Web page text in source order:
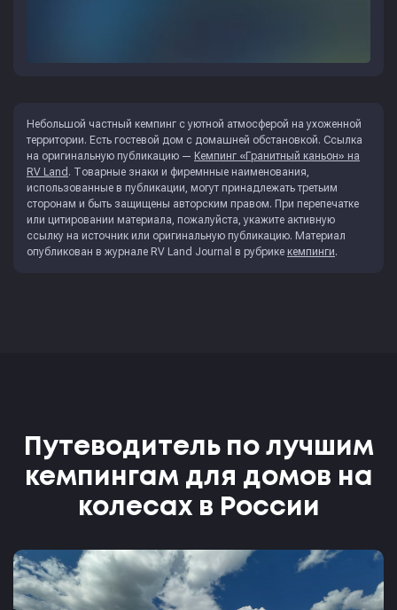
Небольшой частный кемпинг с уютной атмосферой на ухоженной
территории. Есть гостевой дом с домашней обстановкой. Ссылка
на оригинальную публикацию — Кемпинг «Гранитный каньон» на
RV Land . Товарные знаки и фиремнные наименования,
использованные в публикации, могут принадлежать третьим
сторонам и быть защищены авторским правом. При перепечатке
или цитировании материала, пожалуйста, укажите активную
ссылку на источник или оригинальную публикацию. Материал
опубликован в журнале RV Land Journal в рубрике кемпинги.
Путеводитель по лучшим
кемпингам для домов на
колесах в России